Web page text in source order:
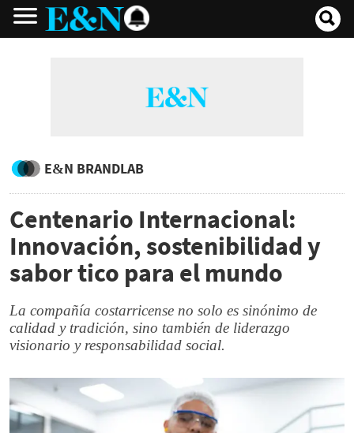
E&N BRANDLAB
Centenario Internacional:
Innovación, sostenibilidad y
sabor tico para el mundo
La compañía costarricense no solo es sinónimo de
calidad y tradición, sino también de liderazgo
visionario y responsabilidad social.